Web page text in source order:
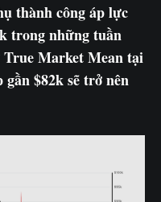
thành công áp lực
trong những tuần
True Market Mean tại
$82k sẽ trở nên